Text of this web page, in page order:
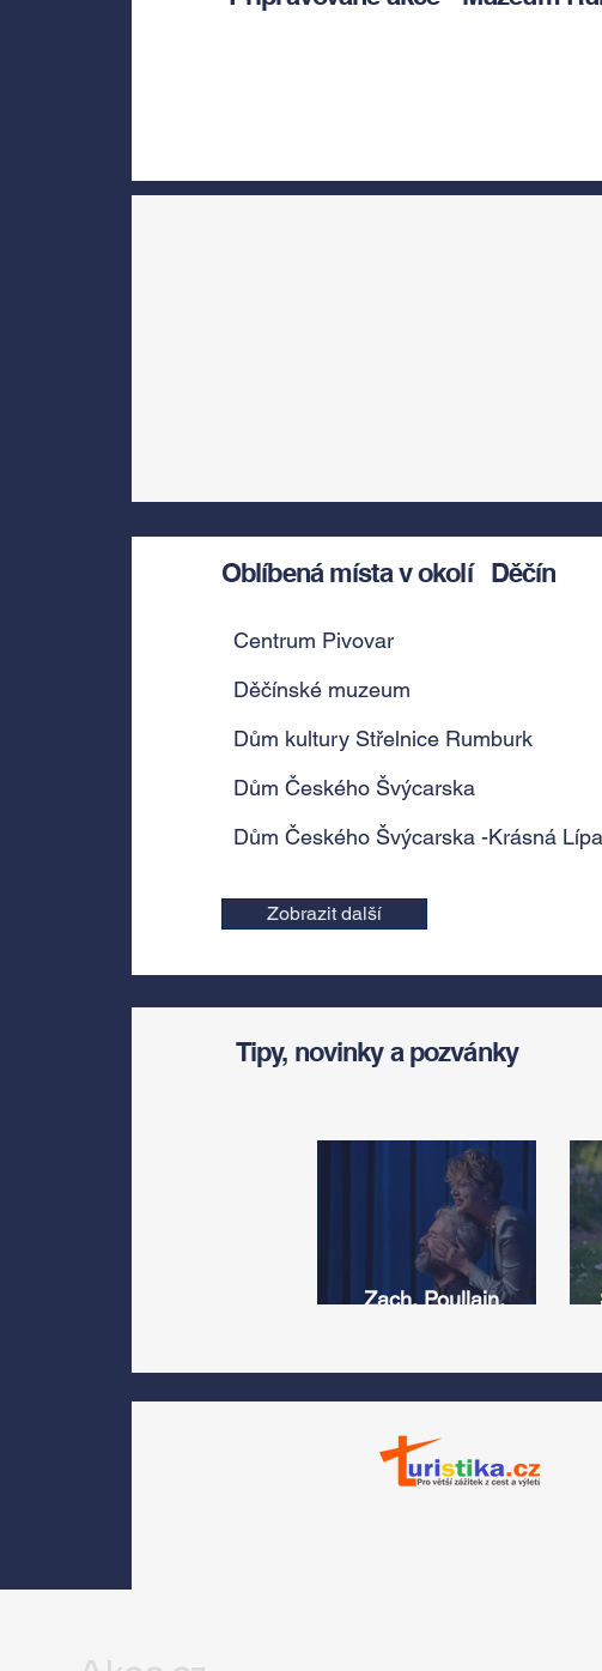
Oblíbená místa v okolí Děčín
Centrum Pivovar
Děčínské muzeum
Dům kultury Střelnice Rumburk
Dům Českého Švýcarska
Dům Českého Švýcarska -Krásná Lípa
Zobrazit další
Tipy, novinky a pozvánky
Zach, Poullain,
srpnu představí s
Divadlem Bez zábradlí
Voděrádky u Říčan